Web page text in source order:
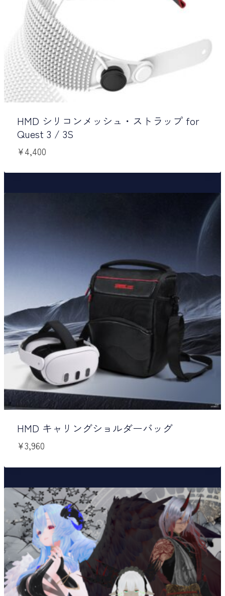
HMD シリコンメッシュ・ストラップ for
Quest 3 / 3S
¥4,400
HMD キャリングショルダーバッグ
¥3,960